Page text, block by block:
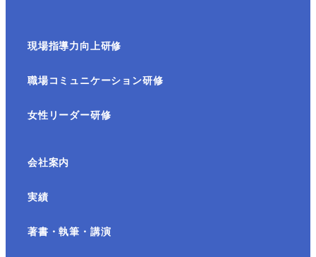
現場指導力向上研修
職場コミュニケーション研修
女性リーダー研修
会社案内
実績
著書・執筆・講演